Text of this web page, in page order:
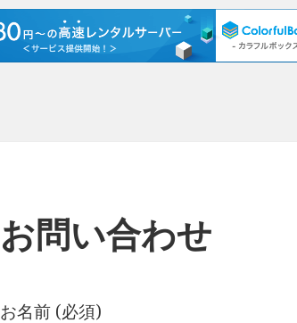
お問い合わせ
お名前 (必須)